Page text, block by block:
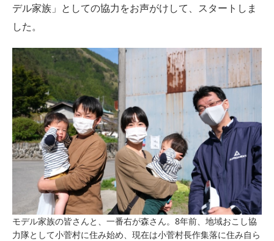
デル家族」としての協力をお声がけして、スタートしま
した。
モデル家族の皆さんと、一番右が森さん。8年前、地域おこし協
力隊として小菅村に住み始め、現在は小菅村長作集落に住み自ら